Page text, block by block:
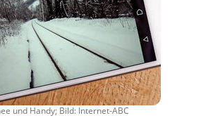
und Handy; Bild: Internet-ABC